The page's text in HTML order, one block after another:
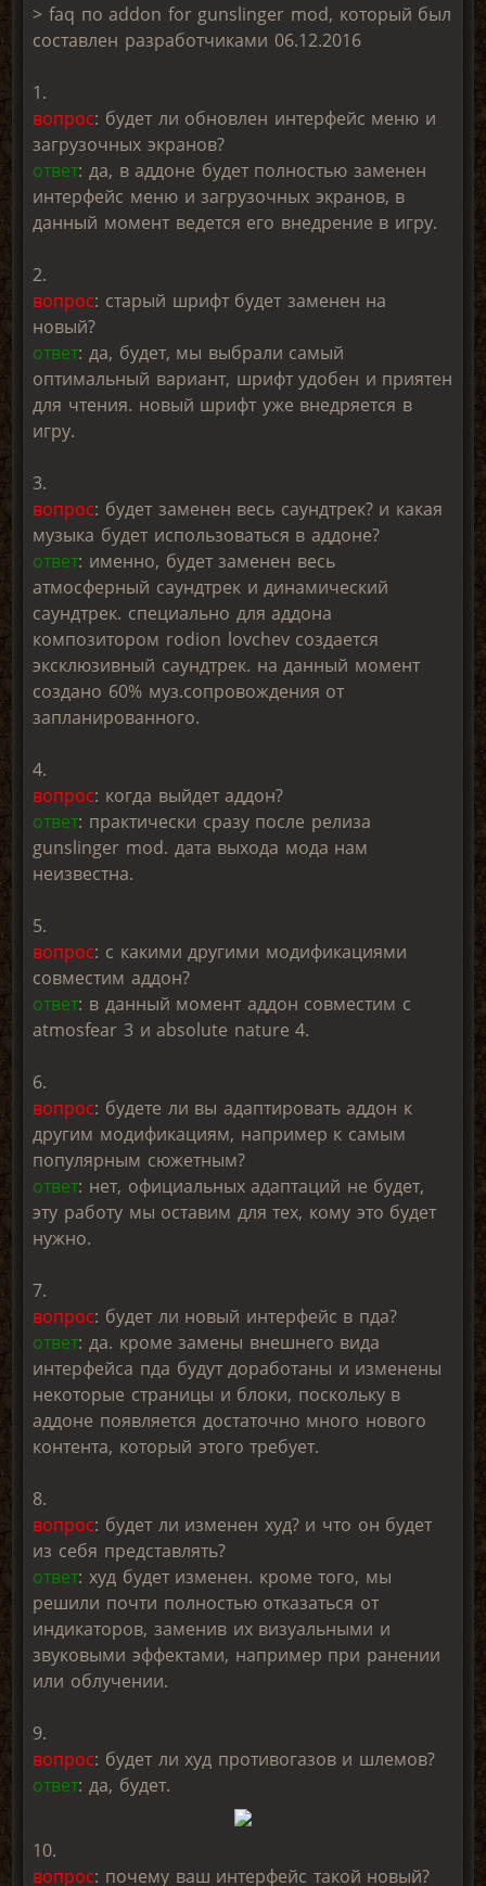
> faq по addon for gunslinger mod, который был
составлен разработчиками 06.12.2016
1.
вопрос: будет ли обновлен интерфейс меню и
загрузочных экранов?
ответ: да, в аддоне будет полностью заменен
интерфейс меню и загрузочных экранов, в
данный момент ведется его внедрение в игру.
2.
вопрос: старый шрифт будет заменен на
новый?
ответ: да, будет, мы выбрали самый
оптимальный вариант, шрифт удобен и приятен
для чтения. новый шрифт уже внедряется в
игру.
3.
вопрос: будет заменен весь саундтрек? и какая
музыка будет использоваться в аддоне?
ответ: именно, будет заменен весь
атмосферный саундтрек и динамический
саундтрек. специально для аддона
композитором rodion lovchev создается
эксклюзивный саундтрек. на данный момент
создано 60% муз.сопровождения от
запланированного.
4.
вопрос: когда выйдет аддон?
ответ: практически сразу после релиза
gunslinger mod. дата выхода мода нам
неизвестна.
5.
вопрос: с какими другими модификациями
совместим аддон?
ответ: в данный момент аддон совместим с
atmosfear 3 и absolute nature 4.
6.
вопрос: будете ли вы адаптировать аддон к
другим модификациям, например к самым
популярным сюжетным?
ответ: нет, официальных адаптаций не будет,
эту работу мы оставим для тех, кому это будет
нужно.
7.
вопрос: будет ли новый интерфейс в пда?
ответ: да. кроме замены внешнего вида
интерфейса пда будут доработаны и изменены
некоторые страницы и блоки, поскольку в
аддоне появляется достаточно много нового
контента, который этого требует.
8.
вопрос: будет ли изменен худ? и что он будет
из себя представлять?
ответ: худ будет изменен. кроме того, мы
решили почти полностью отказаться от
индикаторов, заменив их визуальными и
звуковыми эффектами, например при ранении
или облучении.
9.
вопрос: будет ли худ противогазов и шлемов?
ответ: да, будет.
10.
вопрос: почему ваш интерфейс такой новый?